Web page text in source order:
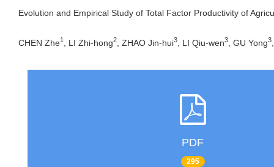
Evolution and Empirical Study of Total Factor Productivity of
CHEN Zhe1 , LI Zhi-hong2 , ZHAO Jin-hui3 , LI Qiu-wen3 , GU Yong3
PDF
295